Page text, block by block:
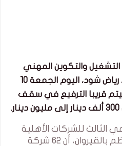
التشغيل والتكوين المهني
المكلف بالشركات الأهلية، رياض شود، اليوم الجمعة 10
أنه سيتم قريبا الترفيع في سقف
الثالث للشركات الأهلية
“الواقع والافاق” الذي انتظم بالقيروان، أن 62 شركة